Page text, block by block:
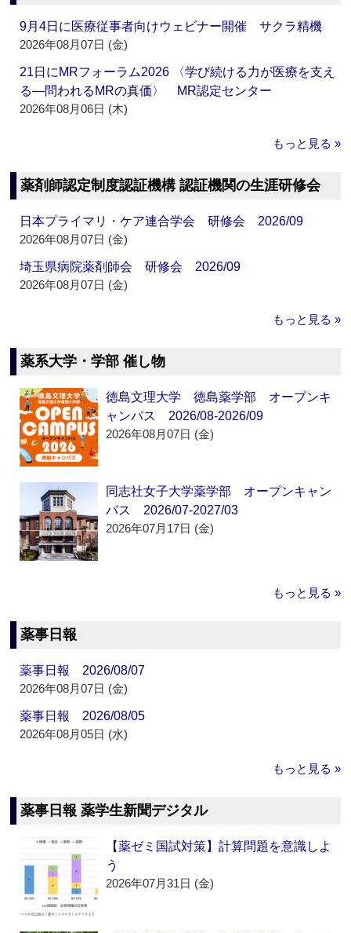
9月4日に医療従事者向けウェビナー開催 サクラ精機
2026年08月07日 (金)
21日にMRフォーラム2026 〈学び続ける力が医療を支え
る―問われるMRの真価〉 MR認定センター
2026年08月06日 (木)
もっと見る »
薬剤師認定制度認証機構 認証機関の生涯研修会
日本プライマリ・ケア連合学会 研修会 2026/09
2026年08月07日 (金)
埼玉県病院薬剤師会 研修会 2026/09
2026年08月07日 (金)
もっと見る »
薬系大学・学部 催し物
徳島文理大学 徳島薬学部 オープンキ
ャンパス 2026/08-2026/09
2026年08月07日 (金)
同志社女子大学薬学部 オープンキャン
パス 2026/07-2027/03
2026年07月17日 (金)
もっと見る »
薬事日報
薬事日報 2026/08/07
2026年08月07日 (金)
薬事日報 2026/08/05
2026年08月05日 (水)
もっと見る »
薬事日報 薬学生新聞デジタル
【薬ゼミ国試対策】計算問題を意識しよ
う
2026年07月31日 (金)